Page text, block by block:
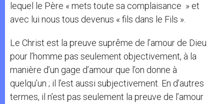
lequel le Père « mets toute sa complaisance » et
avec lui nous tous devenus « fils dans le Fils ».
Le Christ est la preuve suprême de l’amour de Dieu
pour l’homme pas seulement objectivement, à la
manière d’un gage d’amour que l’on donne à
quelqu’un ; il l’est aussi subjectivement. En d’autres
termes, il n’est pas seulement la preuve de l’amour